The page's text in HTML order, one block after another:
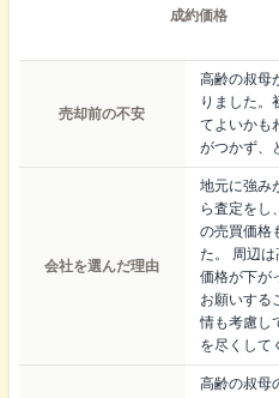
成約価格
売却前の不安
高齢の叔母
りました。
てよいかも
がつかず、
会社を選んだ理由
地元に強み
ら査定をし
の売買価格
た。 周辺
価格が下が
お願いする
情も考慮し
を尽くして
高齢の叔母